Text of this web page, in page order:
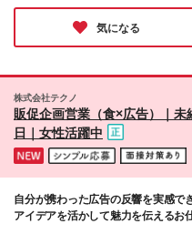
差異はありま
し残業代10時
（みなし残業
分は別途支給いたします）
(2,500円/日 ※
万円を支給！)
1万～30万円
責任を果たし、
には、これ以上
き、裁量をもっ
気になる
株式会社テクノ
販促企画営業（食×広告）｜
日｜女性活躍中
自分が携わった広告の反響を実感で
アイデアを活かして魅力を伝えるお